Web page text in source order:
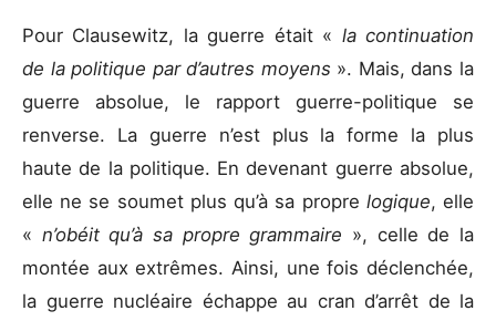
Pour Clausewitz, la guerre était « la continuation
de la politique par d’autres moyens ». Mais, dans la
guerre absolue, le rapport guerre-politique se
renverse. La guerre n’est plus la forme la plus
haute de la politique. En devenant guerre absolue,
elle ne se soumet plus qu’à sa propre logique, elle
« n’obéit qu’à sa propre grammaire », celle de la
montée aux extrêmes. Ainsi, une fois déclenchée,
la guerre nucléaire échappe au cran d’arrêt de la